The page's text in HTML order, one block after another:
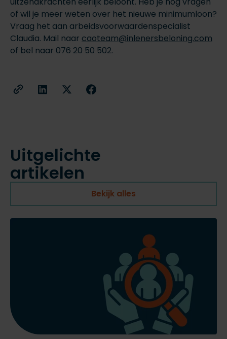
of wil je meer weten over het nieuwe minimumloon?
Vraag het aan arbeidsvoorwaardenspecialist
Claudia. Mail naar caoteam@inlenersbeloning.com
of bel naar 076 20 50 502.
Uitgelichte
artikelen
Bekijk alles